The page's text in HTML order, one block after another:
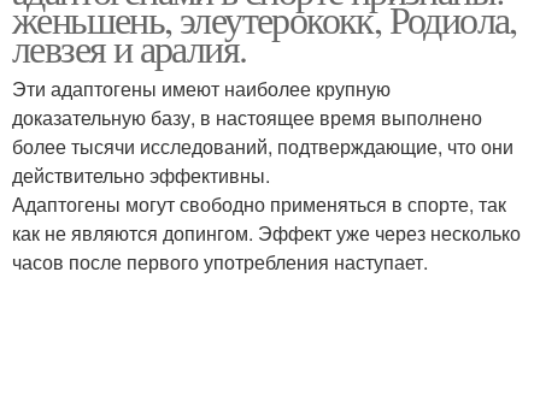
женьшень, элеутерококк, Родиола,
левзея и аралия.
Эти адаптогены имеют наиболее крупную
доказательную базу, в настоящее время выполнено
более тысячи исследований, подтверждающие, что они
действительно эффективны.
Адаптогены могут свободно применяться в спорте, так
как не являются допингом. Эффект уже через несколько
часов после первого употребления наступает.